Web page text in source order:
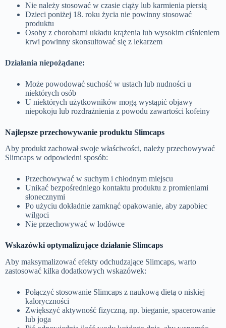
Nie należy stosować w czasie ciąży lub karmienia piersią
Dzieci poniżej 18. roku życia nie powinny stosować
produktu
Osoby z chorobami układu krążenia lub wysokim ciśnieniem
krwi powinny skonsultować się z lekarzem
Działania niepożądane:
Może powodować suchość w ustach lub nudności u
niektórych osób
U niektórych użytkowników mogą wystąpić objawy
niepokoju lub rozdrażnienia z powodu zawartości kofeiny
Najlepsze przechowywanie produktu Slimcaps
Aby produkt zachował swoje właściwości, należy przechowywać
Slimcaps w odpowiedni sposób:
Przechowywać w suchym i chłodnym miejscu
Unikać bezpośredniego kontaktu produktu z promieniami
słonecznymi
Po użyciu dokładnie zamknąć opakowanie, aby zapobiec
wilgoci
Nie przechowywać w lodówce
Wskazówki optymalizujące działanie Slimcaps
Aby maksymalizować efekty odchudzające Slimcaps, warto
zastosować kilka dodatkowych wskazówek:
Połączyć stosowanie Slimcaps z naukową dietą o niskiej
kaloryczności
Zwiększyć aktywność fizyczną, np. bieganie, spacerowanie
lub joga